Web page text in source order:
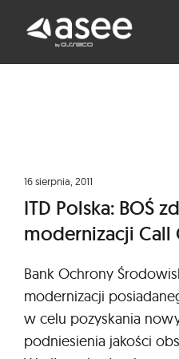
16 sierpnia, 2011
ITD Polska: BOŚ
modernizacji Call
Bank Ochrony
modernizacji
w celu pozyskania
podniesienia jakości